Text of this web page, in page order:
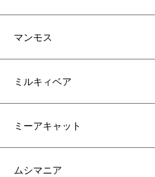
マンモス
ミルキィベア
ミーアキャット
ムシマニア